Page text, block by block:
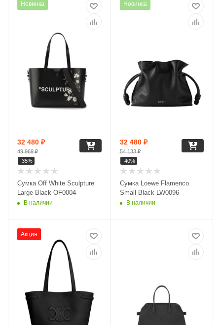
Новинка
Сумка Off White Sculpture
Large Black OF0004
В наличии
32 480 ₽
49 969₽
-35%
Новинка
Сумка Loewe Flamenco
Small Black LW0096
В наличии
32 480₽
54 133₽
-40%
Акция